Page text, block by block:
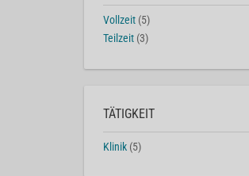
Vollzeit (5)
Teilzeit (3)
TÄTIGKEIT
Klinik (5)